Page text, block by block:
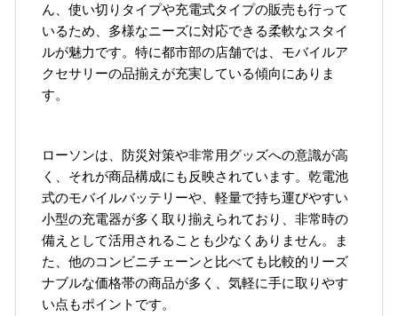
ん、使い切りタイプや充電式タイプの販売も行って
いるため、多様なニーズに対応できる柔軟なスタイ
ルが魅力です。特に都市部の店舗では、モバイルア
クセサリーの品揃えが充実している傾向にありま
す。
ローソンは、防災対策や非常用グッズへの意識が高
く、それが商品構成にも反映されています。乾電池
式のモバイルバッテリーや、軽量で持ち運びやすい
小型の充電器が多く取り揃えられており、非常時の
備えとして活用されることも少なくありません。ま
た、他のコンビニチェーンと比べても比較的リーズ
ナブルな価格帯の商品が多く、気軽に手に取りやす
い点もポイントです。